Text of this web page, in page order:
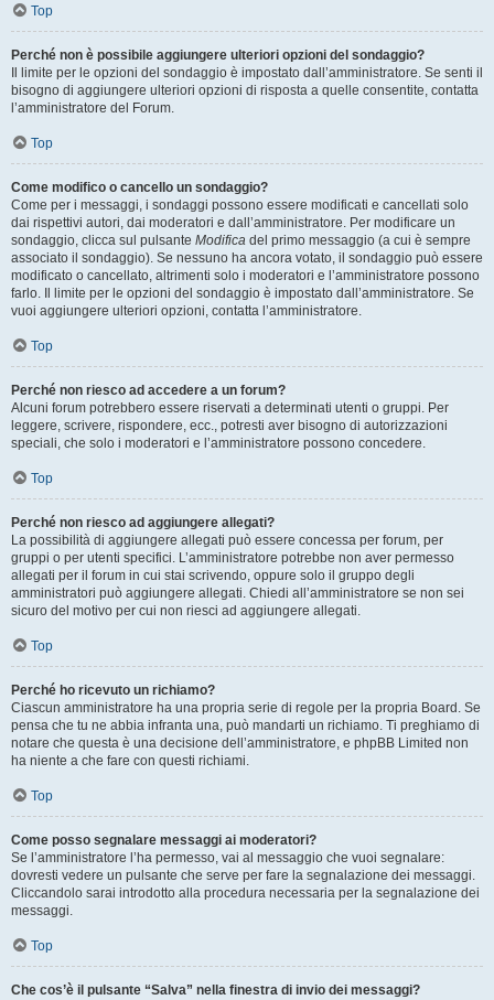
Top
Perché non è possibile aggiungere ulteriori opzioni del sondaggio?
Il limite per le opzioni del sondaggio è impostato dall’amministratore. Se senti il
bisogno di aggiungere ulteriori opzioni di risposta a quelle consentite, contatta
l’amministratore del Forum.
Top
Come modifico o cancello un sondaggio?
Come per i messaggi, i sondaggi possono essere modificati e cancellati solo
dai rispettivi autori, dai moderatori e dall’amministratore. Per modificare un
sondaggio, clicca sul pulsante Modifica del primo messaggio (a cui è sempre
associato il sondaggio). Se nessuno ha ancora votato, il sondaggio può essere
modificato o cancellato, altrimenti solo i moderatori e l’amministratore possono
farlo. Il limite per le opzioni del sondaggio è impostato dall’amministratore. Se
vuoi aggiungere ulteriori opzioni, contatta l’amministratore.
Top
Perché non riesco ad accedere a un forum?
Alcuni forum potrebbero essere riservati a determinati utenti o gruppi. Per
leggere, scrivere, rispondere, ecc., potresti aver bisogno di autorizzazioni
speciali, che solo i moderatori e l’amministratore possono concedere.
Top
Perché non riesco ad aggiungere allegati?
La possibilità di aggiungere allegati può essere concessa per forum, per
gruppi o per utenti specifici. L’amministratore potrebbe non aver permesso
allegati per il forum in cui stai scrivendo, oppure solo il gruppo degli
amministratori può aggiungere allegati. Chiedi all’amministratore se non sei
sicuro del motivo per cui non riesci ad aggiungere allegati.
Top
Perché ho ricevuto un richiamo?
Ciascun amministratore ha una propria serie di regole per la propria Board. Se
pensa che tu ne abbia infranta una, può mandarti un richiamo. Ti preghiamo di
notare che questa è una decisione dell’amministratore, e phpBB Limited non
ha niente a che fare con questi richiami.
Top
Come posso segnalare messaggi ai moderatori?
Se l’amministratore l’ha permesso, vai al messaggio che vuoi segnalare:
dovresti vedere un pulsante che serve per fare la segnalazione dei messaggi.
Cliccandolo sarai introdotto alla procedura necessaria per la segnalazione dei
messaggi.
Top
Che cos’è il pulsante “Salva” nella finestra di invio dei messaggi?